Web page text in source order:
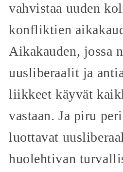
vahvistaa uuden
konfliktien
Aikakauden, jossa
uusliberaalit ja
liikkeet käyvät
vastaan. Ja piru
luottavat
huolehtivan